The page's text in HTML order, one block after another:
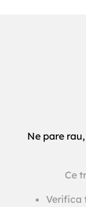
Ne pare
Ce
Verifica